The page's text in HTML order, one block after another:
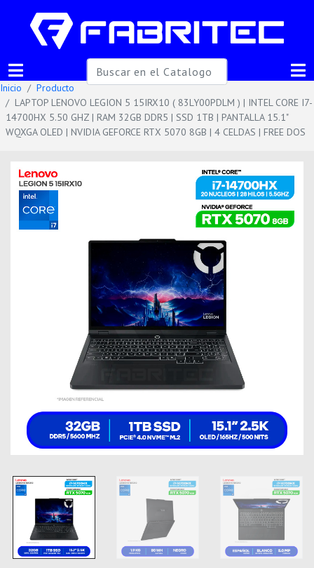
Inicio
Producto
LAPTOP LENOVO LEGION 5 15IRX10 ( 83LY00PDLM ) | INTEL CORE I7-
14700HX 5.50 GHZ | RAM 32GB DDR5 | SSD 1TB | PANTALLA 15.1"
WQXGA OLED | NVIDIA GEFORCE RTX 5070 8GB | 4 CELDAS | FREE DOS